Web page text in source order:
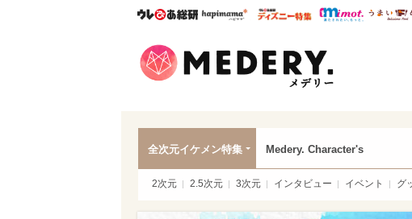
ウレぴあ総研ハピママ* ウレぴあ総研 デ
mimot.
全次元イケメン特集 Medery. Character's
2次元 2.5次元 3次元 インタビュー イベント グ